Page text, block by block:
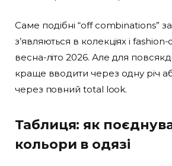
Саме подібні “off combinations”
з’являються в колекціях і
весна-літо 2026. Але для
краще вводити через одну річ
через повний total look.
Таблиця: як
кольори в одязі